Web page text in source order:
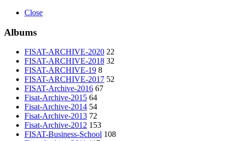
Close
Albums
FISAT-ARCHIVE-2020 22
FISAT-ARCHIVE-2018 32
FISAT-ARCHIVE-19 8
FISAT-ARCHIVE-2017 52
FISAT-Archive-2016 67
Fisat-Archive-2015 64
Fisat-Archive-2014 54
Fisat-Archive-2013 72
Fisat-Archive-2012 153
FISAT-Business-School 108